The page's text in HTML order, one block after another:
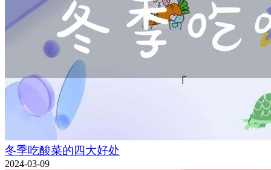
冬季吃酸菜的四大好处
2024-03-09